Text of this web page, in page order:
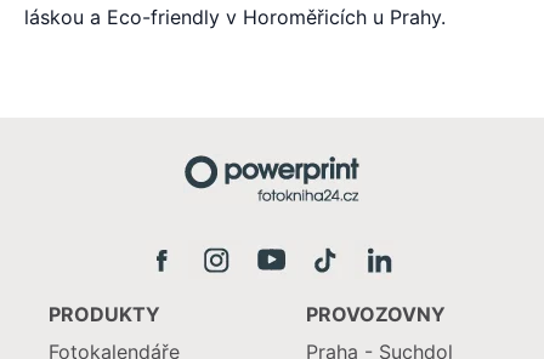
láskou a Eco-friendly v Horoměřicích u Prahy.
PRODUKTY
Fotokalendáře
PROVOZOVNY
Praha - Suchdol